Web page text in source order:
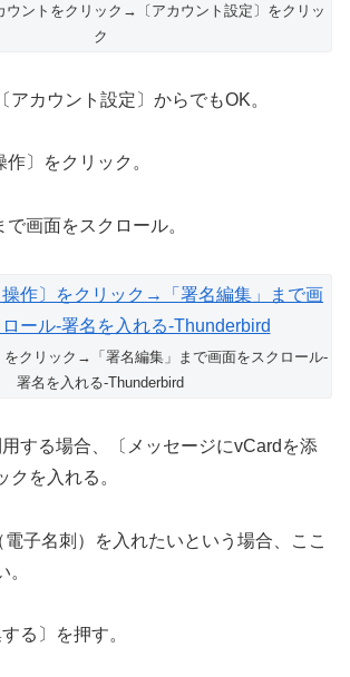
ウントをクリック→〔アカウント設定〕をクリッ
ク
アカウント設定〕からでもOK。
〕をクリック。
画面をスクロール。
をクリック→「署名編集」まで画面をスクロール-
署名を入れる-Thunderbird
する場合、〔メッセージにvCardを添
クを入れる。
子名刺）を入れたいという場合、ここ
る〕を押す。